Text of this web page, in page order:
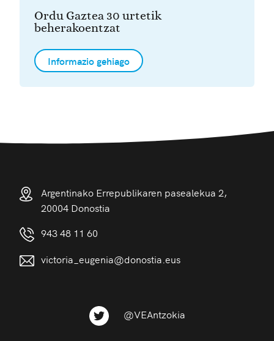
Ordu Gaztea 30 urtetik
beherakoentzat
Informazio gehiago
Argentinako Errepublikaren pasealekua 2,
20004 Donostia
943 48 11 60
victoria_eugenia@donostia.eus
@VEAntzokia